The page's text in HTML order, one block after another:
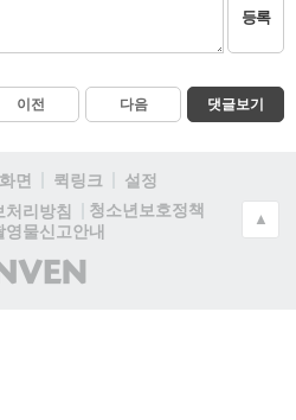
등록
이전 다음 댓글보기
면 퀵링크
설정
처리방침
청소년보호정책
영물신고안내
(주)
인
▲